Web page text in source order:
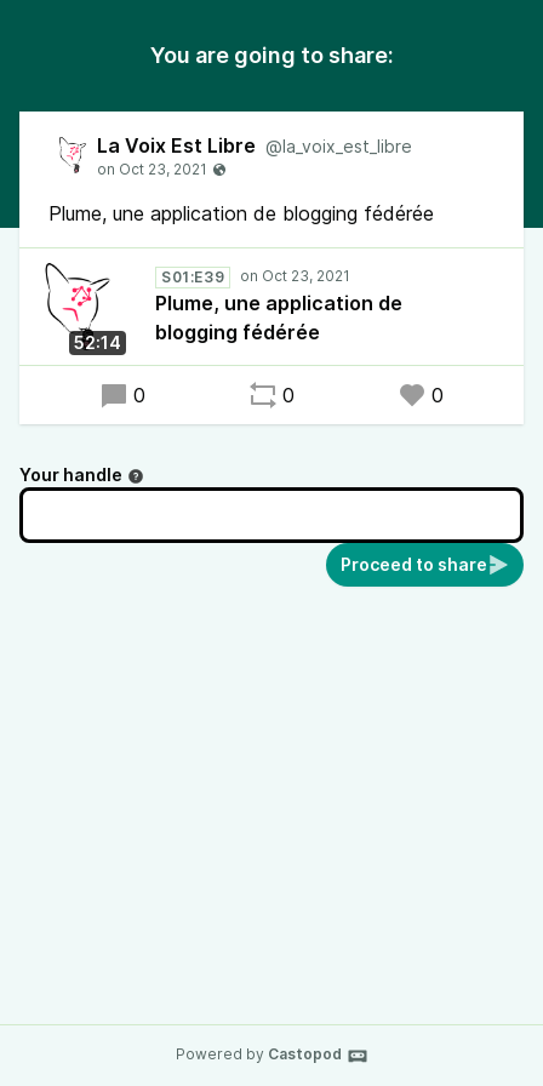
You are going to share:
La Voix Est Libre @la_voix_est_libre
Plume, une application de blogging fédérée
52:14
S01:E39
Plume, une application de
blogging fédérée
0 0 0
Your handle
Proceed to share
Powered by Castopod